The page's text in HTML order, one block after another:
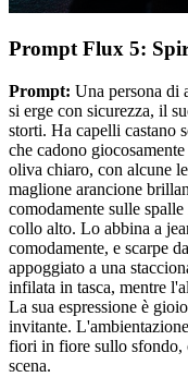
Prompt Flux 5:
Prompt: Una persona di
si erge con sicurezza, il
storti. Ha capelli castano
che cadono
oliva chiaro, con alcune
maglione arancione
comodamente sulle
collo alto. Lo abbina a
comodamente, e scarpe
appoggiato a una
infilata in tasca, mentre
La sua espressione è
invitante.
fiori in fiore sullo sfondo,
scena.